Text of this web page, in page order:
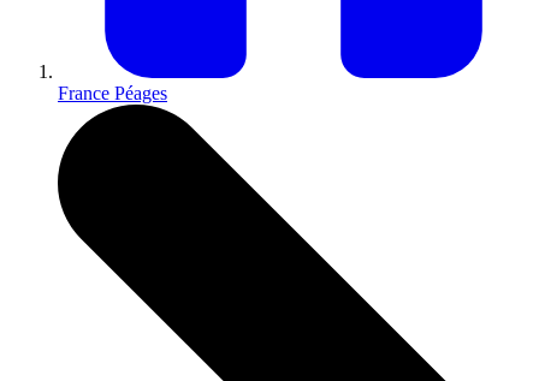
France Péages